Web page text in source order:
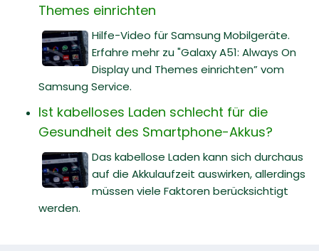
Themes einrichten
Hilfe-Video für Samsung Mobilgeräte.
Erfahre mehr zu "Galaxy A51: Always On
Display und Themes einrichten” vom
Samsung Service.
Ist kabelloses Laden schlecht für die
Gesundheit des Smartphone-Akkus?
Das kabellose Laden kann sich durchaus
auf die Akkulaufzeit auswirken, allerdings
müssen viele Faktoren berücksichtigt
werden.